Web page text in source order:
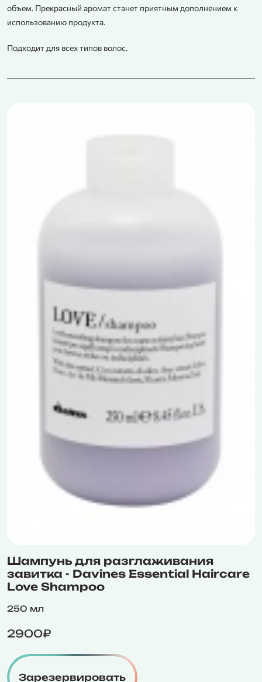
объем. Прекрасный аромат станет приятным дополнением к
использованию продукта.
Подходит для всех типов волос.
Шампунь для разглаживания
завитка - Davines Essential Haircare
Love Shampoo
250 мл
2900₽
Зарезервировать